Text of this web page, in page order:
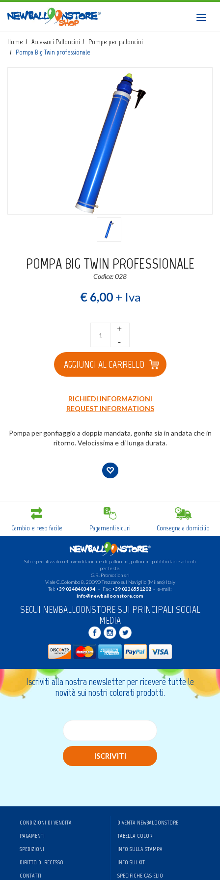
HOME
SHOP
CHI SIAMO
CORSI BALLOON ART
INVIO LOGO
CONTATTI
EVENTI NBS
0 Wishlist
Home Accessori Palloncini
Pompe per palloncini
Pompa Big Twin professionale
POMPA BIG TWIN PROFESSIONALE
Codice: 028
€ 6,00+ Iva
+
-
AGGIUNGI AL CARRELLO
RICHIEDI INFORMAZIONI
REQUEST INFORMATIONS
Pompa per gonfiaggio a doppia mandata, gonfia sia in andata che in
ritorno. Velocissima e di lunga durata.
Cambio e reso facile Pagamenti sicuri Consegna a domicilio
Sito specializzato nella vendita online di palloncini, palloncini pubblicitari e articoli
per feste.
G.R. Promotion srl
Viale C.Colombo 8, 20090 Trezzano sul Naviglio (Milano) Italy
Tel:+39 0248403494- Fax:+39 0236551208- e-mail:
info@newballoonstore.com
SEGUI NEWBALLOONSTORE SUI PRINCIPALI SOCIAL
MEDIA
Iscriviti alla nostra newsletter per ricevere tutte le
novità sui nostri colorati prodotti.
ISCRIVITI
CONDIZIONI DI VENDITA
PAGAMENTI
SPEDIZIONI
DIRITTO DI RECESSO
CONTATTI
DIVENTA NEWBALOONSTORE
TABELLA COLORI
INFO SULLA STAMPA
INFO SUI KIT
SPECIFICHE GAS ELIO